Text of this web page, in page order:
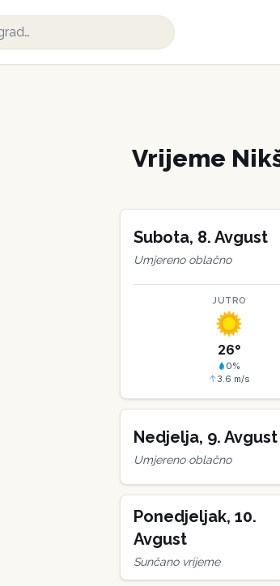
Vrijeme
Subota, 8. Avgust
Umjereno oblačno
JUTRO
26°
0%
3.6 m/s
Nedjelja, 9. Avgust
Umjereno oblačno
Ponedjeljak, 10.
Avgust
Sunčano vrijeme